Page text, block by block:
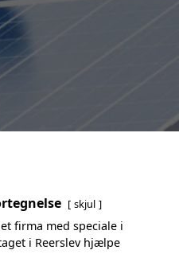
skjul
firma med speciale i
i Reerslev hjælpe